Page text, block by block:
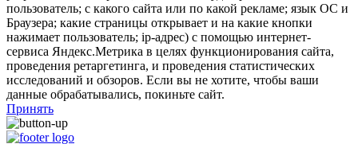
пользователь; с какого сайта или по какой рекламе; язык ОС и
Браузера; какие страницы открывает и на какие кнопки
нажимает пользователь; ip-адрес) с помощью интернет-
сервиса Яндекс.Метрика в целях функционирования сайта,
проведения ретаргетинга, и проведения статистических
исследований и обзоров. Если вы не хотите, чтобы ваши
данные обрабатывались, покиньте сайт.
Принять